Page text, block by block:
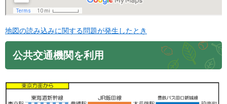
地図の読み込みに関する問題が発生したとき
公共交通機関を利用